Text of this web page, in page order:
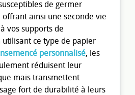
de germer
ainsi une seconde vie
vos supports de
utilisant ce type de papier
personnalisé, les
réduisent leur
mais transmettent
fort de durabilité à leurs